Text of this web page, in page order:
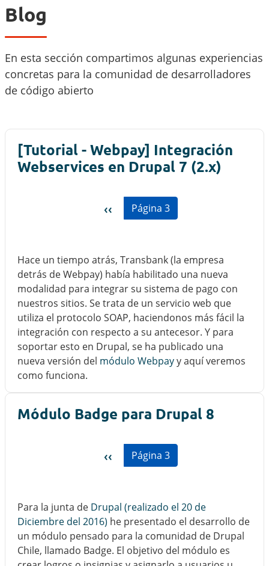
Blog
En esta sección compartimos algunas experiencias
concretas para la comunidad de desarrolladores
de código abierto
[Tutorial - Webpay] Integración
Webservices en Drupal 7 (2.x)
Página anterior
‹‹ Página 3
Hace un tiempo atrás, Transbank (la empresa
detrás de Webpay) había habilitado una nueva
modalidad para integrar su sistema de pago con
nuestros sitios. Se trata de un servicio web que
utiliza el protocolo SOAP, haciendonos más fácil la
integración con respecto a su antecesor. Y para
soportar esto en Drupal, se ha publicado una
nueva versión del módulo Webpayy aquí veremos
como funciona.
Módulo Badge para Drupal 8
Página anterior
‹‹ Página 3
Para la junta de Drupal (realizado el 20 de
Diciembre del 2016) he presentado el desarrollo de
un módulo pensado para la comunidad de Drupal
Chile, llamado Badge. El objetivo del módulo es